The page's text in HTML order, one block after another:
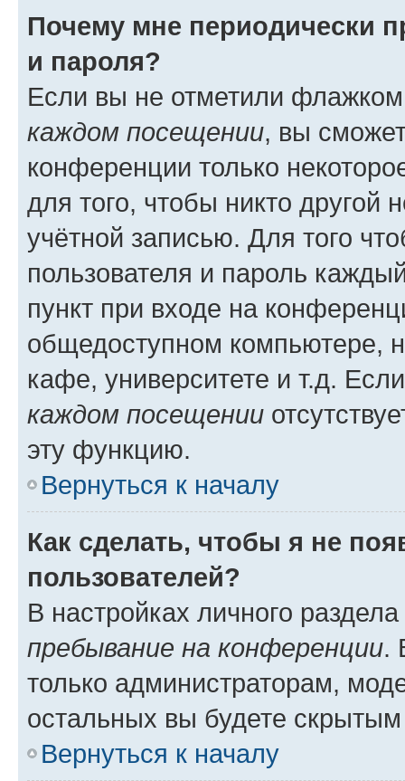
Почему мне периодически
и пароля?
Если вы не отметили
каждом посещении, вы
конференции только
для того, чтобы никто другой
учётной записью. Для того
пользователя и пароль
пункт при входе на
общедоступном компьютере,
кафе, университете и т.д.
каждом посещении
эту функцию.
Вернуться к началу
Как сделать, чтобы я не
пользователей?
В настройках личного
пребывание на конференции.
только администраторам,
остальных вы будете
Вернуться к началу